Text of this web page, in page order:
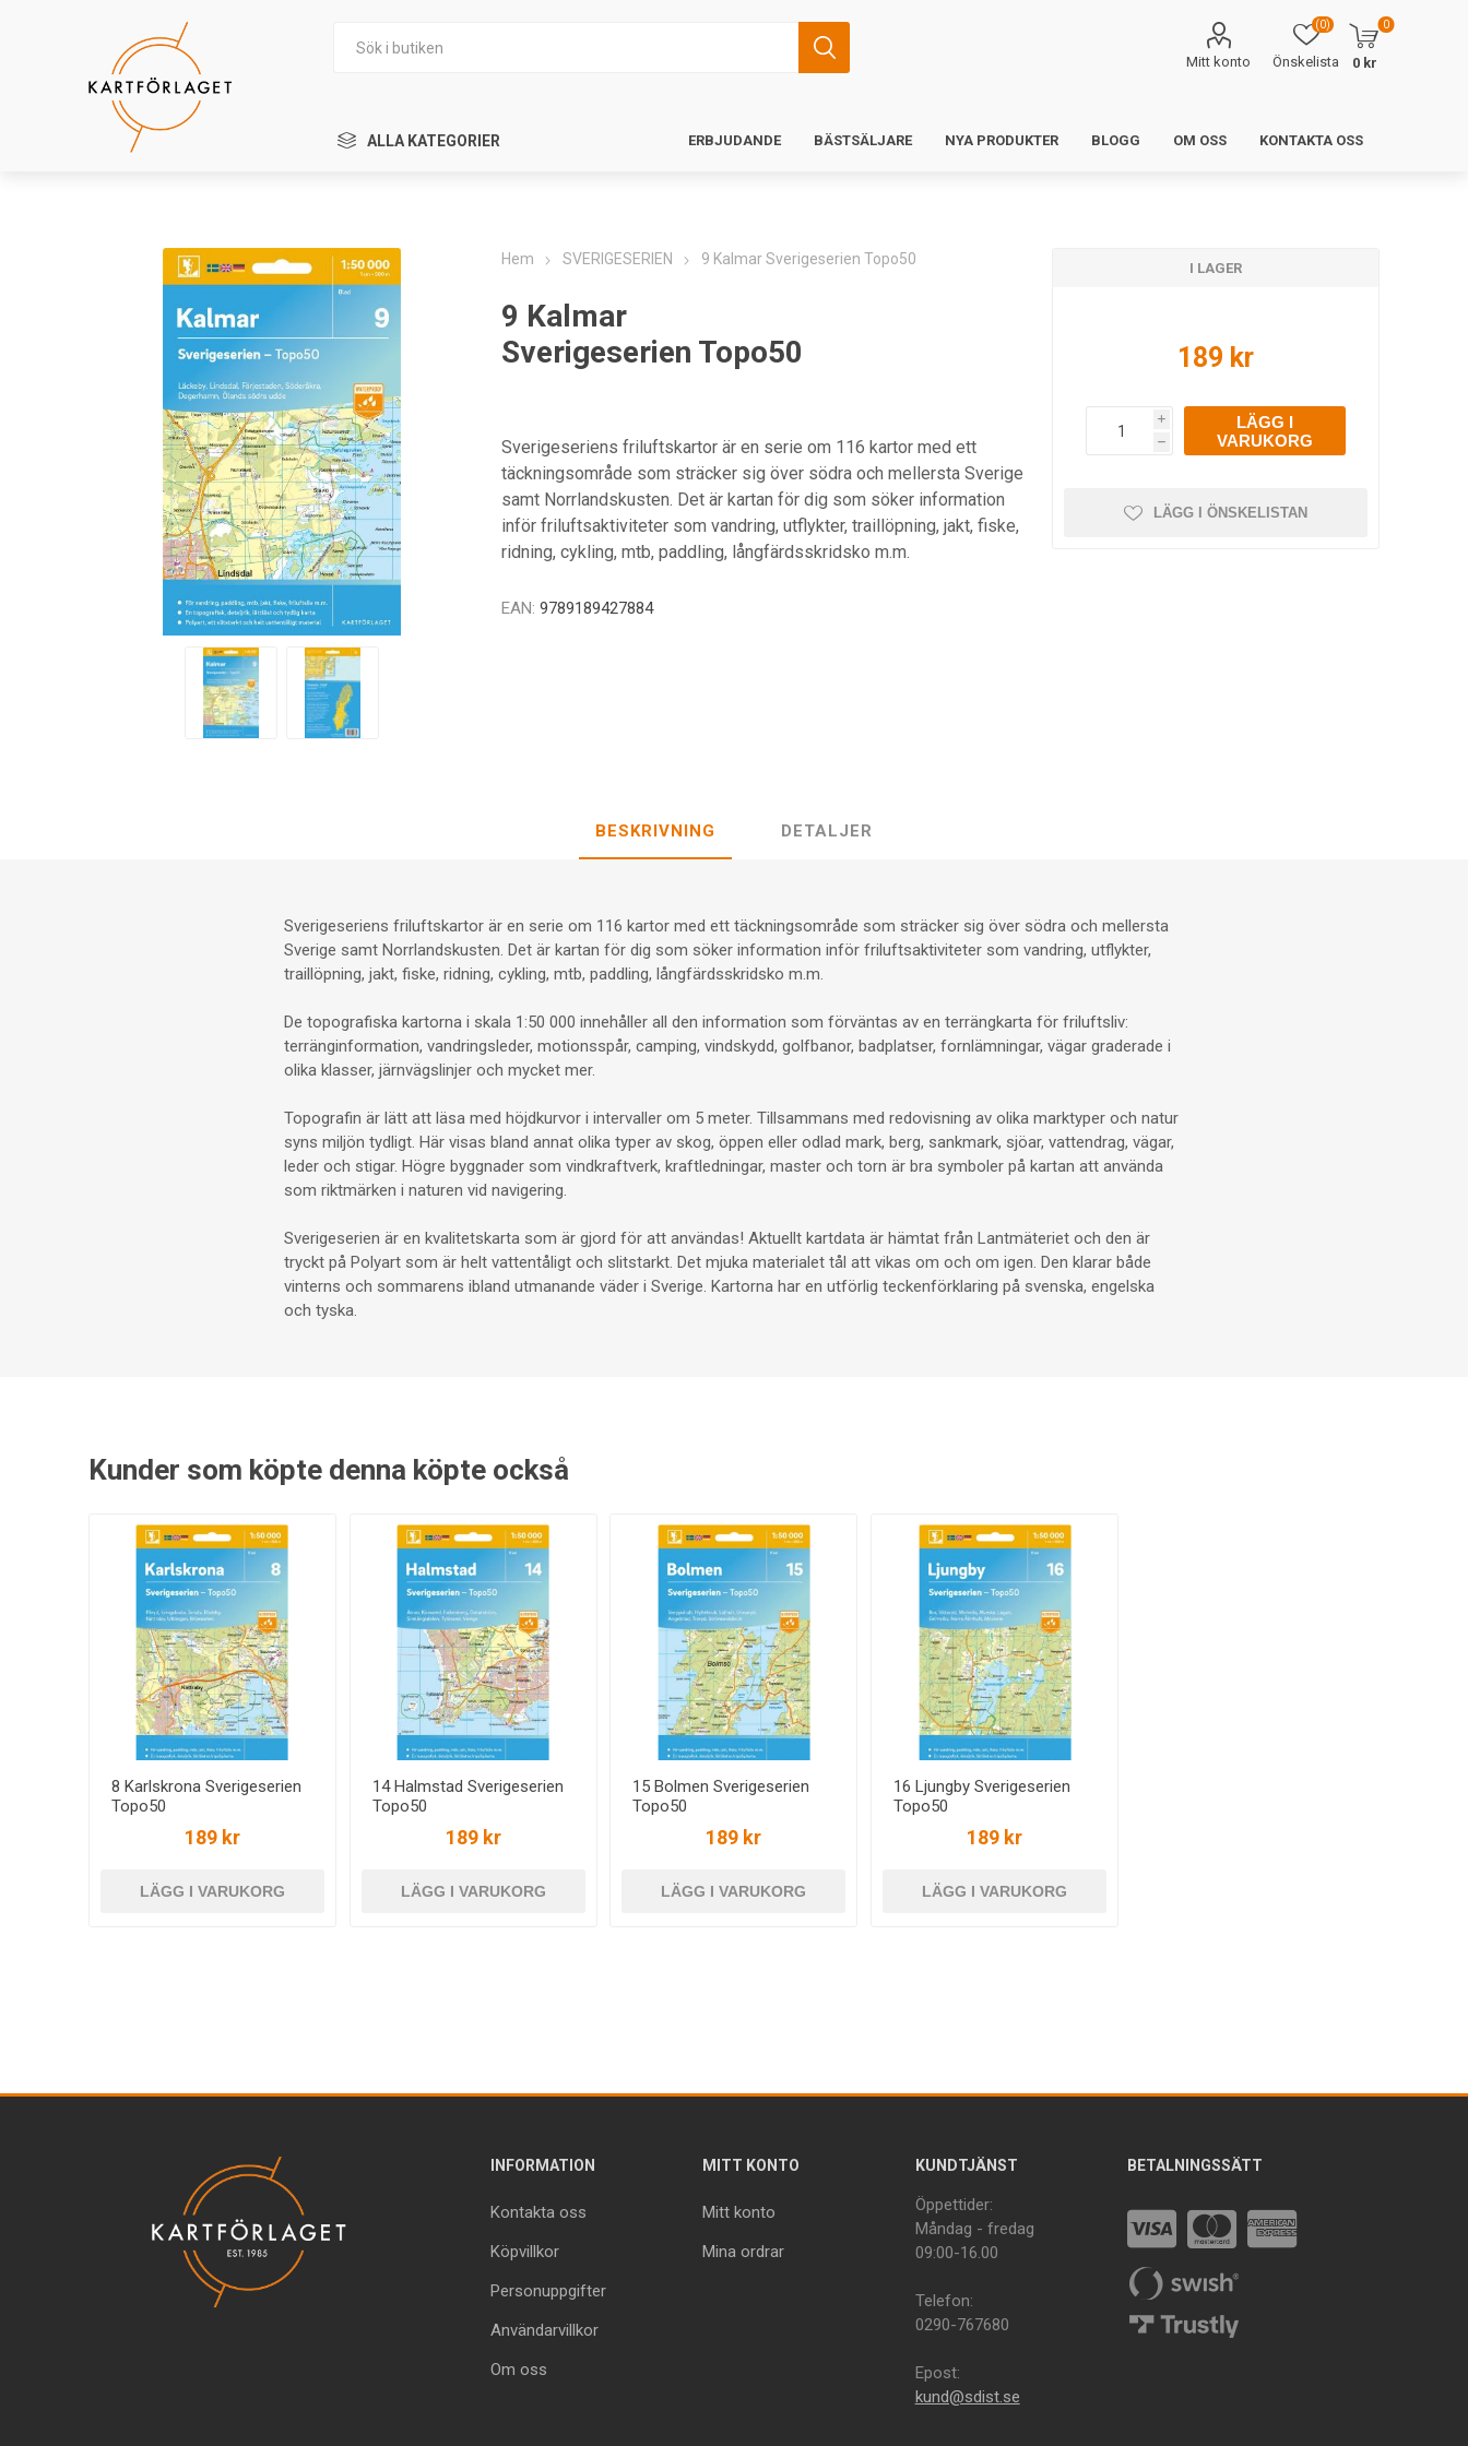
Mitt konto Önskelista
(0) 0
0 kr
ALLA KATEGORIER ERBJUDANDE BÄSTSÄLJARE NYA PRODUKTER BLOGG OM OSS KONTAKTA OSS
Hem SVERIGESERIEN 9 Kalmar Sverigeserien Topo50
9 Kalmar
Sverigeserien Topo50
Sverigeseriens friluftskartor är en serie om 116 kartor med ett
täckningsområde som sträcker sig över södra och mellersta Sverige
samt Norrlandskusten. Det är kartan för dig som söker information
inför friluftsaktiviteter som vandring, utflykter, traillöpning, jakt, fiske,
ridning, cykling, mtb, paddling, långfärdsskridsko m.m.
EAN: 9789189427884
I LAGER
189 kr
i
h
LÄGG I
VARUKORG
LÄGG I ÖNSKELISTAN
BESKRIVNING DETALJER
Sverigeseriens friluftskartor är en serie om 116 kartor med ett täckningsområde som sträcker sig över södra och mellersta
Sverige samt Norrlandskusten. Det är kartan för dig som söker information inför friluftsaktiviteter som vandring, utflykter,
traillöpning, jakt, fiske, ridning, cykling, mtb, paddling, långfärdsskridsko m.m.
De topografiska kartorna i skala 1:50 000 innehåller all den information som förväntas av en terrängkarta för friluftsliv:
terränginformation, vandringsleder, motionsspår, camping, vindskydd, golfbanor, badplatser, fornlämningar, vägar graderade i
olika klasser, järnvägslinjer och mycket mer.
Topografin är lätt att läsa med höjdkurvor i intervaller om 5 meter. Tillsammans med redovisning av olika marktyper och natur
syns miljön tydligt. Här visas bland annat olika typer av skog, öppen eller odlad mark, berg, sankmark, sjöar, vattendrag, vägar,
leder och stigar. Högre byggnader som vindkraftverk, kraftledningar, master och torn är bra symboler på kartan att använda
som riktmärken i naturen vid navigering.
Sverigeserien är en kvalitetskarta som är gjord för att användas! Aktuellt kartdata är hämtat från Lantmäteriet och den är
tryckt på Polyart som är helt vattentåligt och slitstarkt. Det mjuka materialet tål att vikas om och om igen. Den klarar både
vinterns och sommarens ibland utmanande väder i Sverige. Kartorna har en utförlig teckenförklaring på svenska, engelska
och tyska.
Kunder som köpte denna köpte också
8 Karlskrona Sverigeserien
Topo50
189 kr
LÄGG I VARUKORG
14 Halmstad Sverigeserien
Topo50
189 kr
LÄGG I VARUKORG
15 Bolmen Sverigeserien
Topo50
189 kr
LÄGG I VARUKORG
16 Ljungby Sverigeserien
Topo50
189 kr
LÄGG I VARUKORG
INFORMATION
Kontakta oss
Köpvillkor
Personuppgifter
Användarvillkor
Om oss
MITT KONTO
Mitt konto
Mina ordrar
KUNDTJÄNST
Öppettider:
Måndag - fredag
09:00-16.00
Telefon:
0290-767680
Epost:
kund@sdist.se
BETALNINGSSÄTT